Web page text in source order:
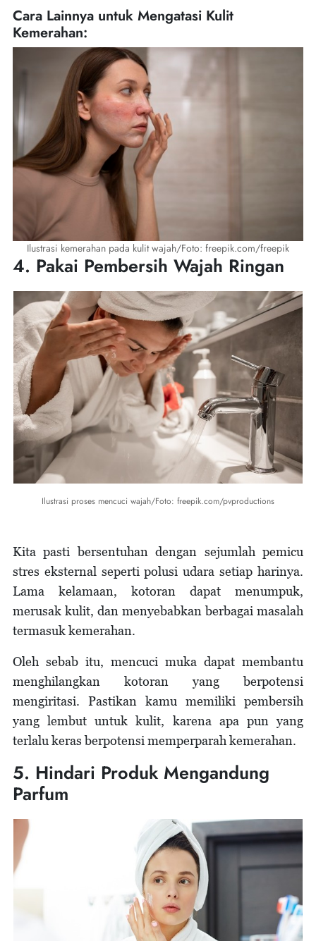
Cara Lainnya untuk Mengatasi Kulit
Kemerahan:
Ilustrasi kemerahan pada kulit wajah/Foto: freepik.com/freepik
4. Pakai Pembersih Wajah Ringan
Ilustrasi proses mencuci wajah/Foto: freepik.com/pvproductions
Kita pasti bersentuhan dengan sejumlah pemicu
stres eksternal seperti polusi udara setiap harinya.
Lama kelamaan, kotoran dapat menumpuk,
merusak kulit, dan menyebabkan berbagai masalah
termasuk kemerahan.
Oleh sebab itu, mencuci muka dapat membantu
menghilangkan kotoran yang berpotensi
mengiritasi. Pastikan kamu memiliki pembersih
yang lembut untuk kulit, karena apa pun yang
terlalu keras berpotensi memperparah kemerahan.
5. Hindari Produk Mengandung
Parfum